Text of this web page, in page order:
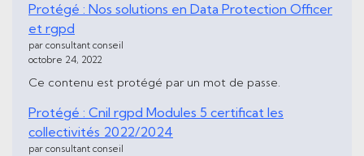
Protégé : Nos solutions en Data Protection Officer
et rgpd
par consultant conseil
octobre 24, 2022
Ce contenu est protégé par un mot de passe.
Protégé : Cnil rgpd Modules 5 certificat les
collectivités 2022/2024
par consultant conseil